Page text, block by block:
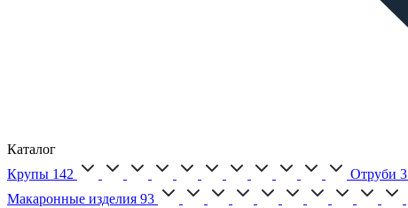
Каталог
Крупы 142 Отруби 3
Макаронные изделия 93